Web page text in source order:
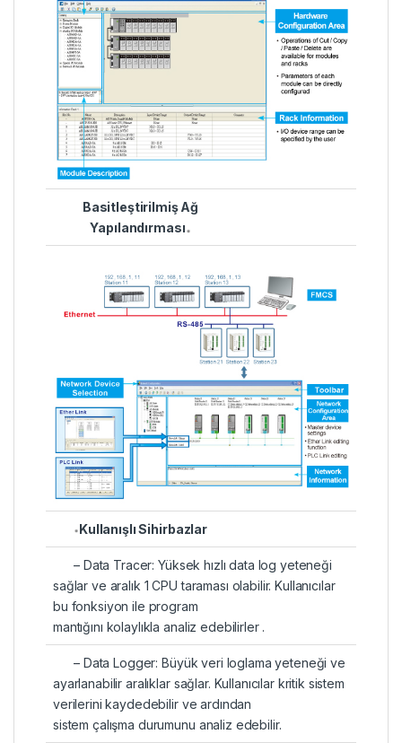
Basitleştirilmiş Ağ
Yapılandırması
Kullanışlı Sihirbazlar
– Data Tracer: Yüksek hızlı data log yeteneği
sağlar ve aralık 1 CPU taraması olabilir. Kullanıcılar
bu fonksiyon ile program
mantığını kolaylıkla analiz edebilirler .
– Data Logger: Büyük veri loglama yeteneği ve
ayarlanabilir aralıklar sağlar. Kullanıcılar kritik sistem
verilerini kaydedebilir ve ardından
sistem çalışma durumunu analiz edebilir.